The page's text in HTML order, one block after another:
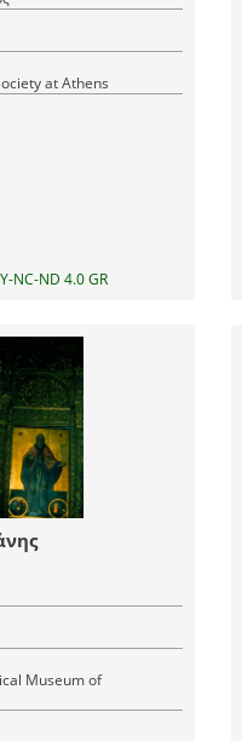
at Athens
NC-ND 4.0 GR
Museum of